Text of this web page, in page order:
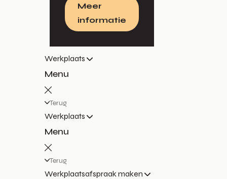
Meer
informatie
Werkplaats
Menu
Terug
Werkplaats
Menu
Terug
Werkplaatsafspraak maken